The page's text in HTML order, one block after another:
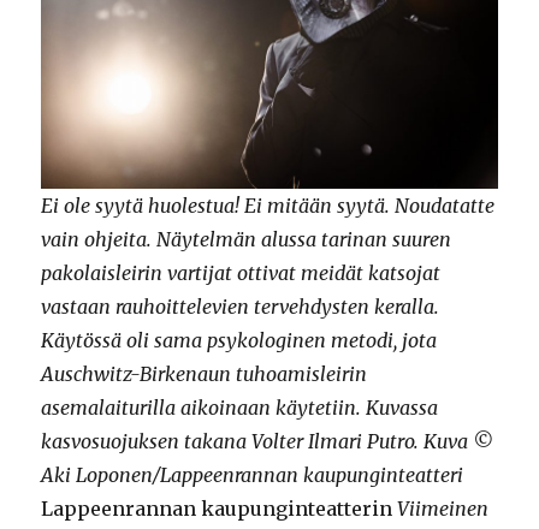
Ei ole syytä huolestua! Ei mitään syytä. Noudatatte
vain ohjeita. Näytelmän alussa tarinan suuren
pakolaisleirin vartijat ottivat meidät katsojat
vastaan rauhoittelevien tervehdysten keralla.
Käytössä oli sama psykologinen metodi, jota
Auschwitz-Birkenaun tuhoamisleirin
asemalaiturilla aikoinaan käytetiin. Kuvassa
kasvosuojuksen takana Volter Ilmari Putro. Kuva ©
Aki Loponen/Lappeenrannan kaupunginteatteri
Lappeenrannan kaupunginteatterin Viimeinen